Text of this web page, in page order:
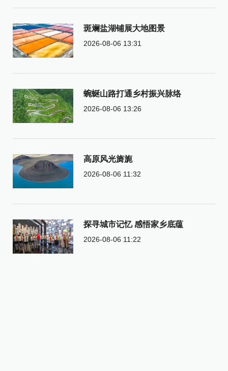
斑斓盐湖铺展大地图景
2026-08-06 13:31
蜿蜒山路打通乡村振兴脉络
2026-08-06 13:26
高原风光旖旎
2026-08-06 11:32
探寻城市记忆 感悟家乡底蕴
2026-08-06 11:22